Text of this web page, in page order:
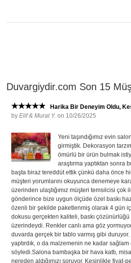
Duvargiydir.com Son 15
Harika Bir Deneyim Oldu,
byElif & Murat Y. on 10/26/2025
Yeni taşındığımız evin
girmiştik. Dekorasyon
ömürlü bir ürün bulmak
araştırma yaptıktan sonra
başta biraz tereddüt ettik çünkü daha önce
müşteri yorumlarını okuyunca denemeye
üzerinden ulaştığımız müşteri temsilcisi
gönderince bize uygun ölçüde özel baskı
özenli bir şekilde paketlenmiş olarak 4 gün
dokusu gerçekten kaliteli, baskı
üzerindeydi. Renkler canlı ama göz
duvarda gerçek bir tablo varmış gibi duruyor.
yaptırdık, o da malzemenin ne kadar
söyledi.Salona bambaşka bir hava kattı,
nereden aldığımızı soruyor. Kesinlikle fiyat-